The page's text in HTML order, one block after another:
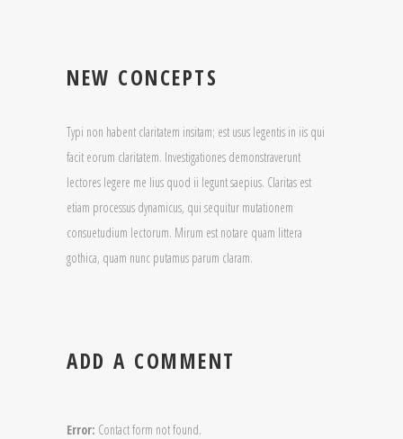
NEW CONCEPTS
Typi non habent claritatem insitam; est usus legentis in iis qui
facit eorum claritatem. Investigationes demonstraverunt
lectores legere me lius quod ii legunt saepius. Claritas est
etiam processus dynamicus, qui sequitur mutationem
consuetudium lectorum. Mirum est notare quam littera
gothica, quam nunc putamus parum claram.
ADD A COMMENT
Error: Contact form not found.